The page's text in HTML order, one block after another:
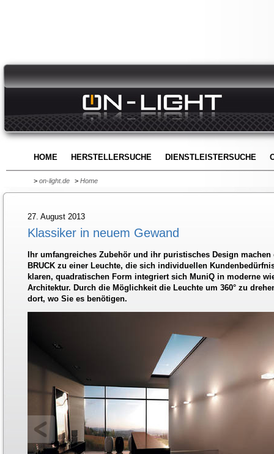
HOME HERSTELLERSUCHE DIENSTLEISTERSUCHE
> on-light.de > Home
27. August 2013
Klassiker in neuem Gewand
Ihr umfangreiches Zubehör und ihr puristisches Design machen
BRUCK zu einer Leuchte, die sich individuellen
klaren, quadratischen Form integriert sich MuniQ in moderne
Architektur. Durch die Möglichkeit die Leuchte um 360° zu
dort, wo Sie es benötigen.